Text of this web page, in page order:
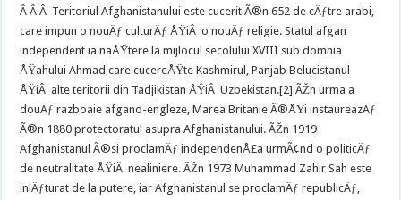
Â Â Â Teritoriul Afghanistanului este cucerit Ã®n 652 de cÄƒtre arabi,
care impun o nouÄƒ culturÄƒ ÅŸiÂ o nouÄƒ religie. Statul afgan
independent ia naÅŸtere la mijlocul secolului XVIII sub domnia
ÅŸahului Ahmad care cucereÅŸte Kashmirul, Panjab Belucistanul
ÅŸiÂ alte teritorii din Tadjikistan ÅŸiÂ Uzbekistan.[2] ÃŽn urma a
douÄƒ razboaie afgano-engleze, Marea Britanie Ã®ÅŸi instaureazÄƒ
Ã®n 1880 protectoratul asupra Afghanistanului. ÃŽn 1919
Afghanistanul Ã®si proclamÄƒ independenÅ£a urmÃ¢nd o politicÄƒ
de neutralitate ÅŸiÂ nealiniere. ÃŽn 1973 Muhammad Zahir Sah este
inlÄƒturat de la putere, iar Afghanistanul se proclamÄƒ republicÄƒ,